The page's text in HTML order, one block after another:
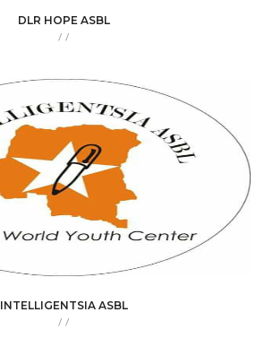
DLR HOPE ASBL
/ /
INTELLIGENTSIA ASBL
/ /